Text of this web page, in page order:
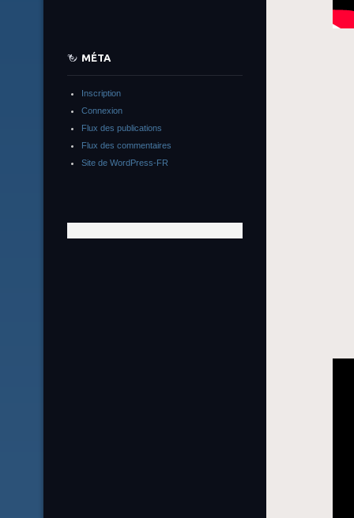
MÉTA
Inscription
Connexion
Flux des publications
Flux des commentaires
Site de WordPress-FR